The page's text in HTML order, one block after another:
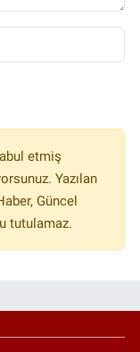
etmiş
Yazılan
Güncel
tutulamaz.